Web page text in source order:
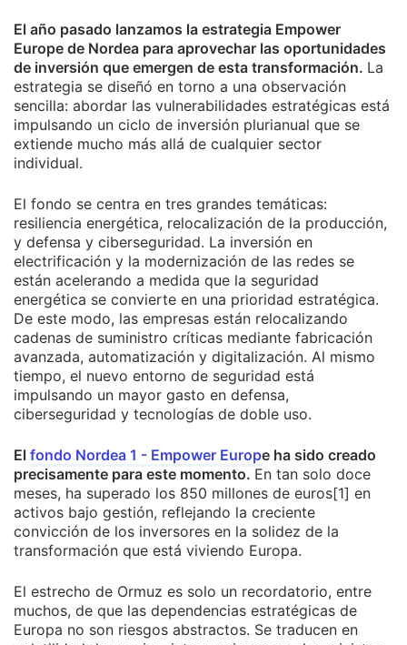
El año pasado lanzamos la estrategia Empower
Europe de Nordea para aprovechar las oportunidades
de inversión que emergen de esta transformación. La
estrategia se diseñó en torno a una observación
sencilla: abordar las vulnerabilidades estratégicas está
impulsando un ciclo de inversión plurianual que se
extiende mucho más allá de cualquier sector
individual.
El fondo se centra en tres grandes temáticas:
resiliencia energética, relocalización de la producción,
y defensa y ciberseguridad. La inversión en
electrificación y la modernización de las redes se
están acelerando a medida que la seguridad
energética se convierte en una prioridad estratégica.
De este modo, las empresas están relocalizando
cadenas de suministro críticas mediante fabricación
avanzada, automatización y digitalización. Al mismo
tiempo, el nuevo entorno de seguridad está
impulsando un mayor gasto en defensa,
ciberseguridad y tecnologías de doble uso.
El fondo Nordea 1 - Empower Europe ha sido creado
precisamente para este momento. En tan solo doce
meses, ha superado los 850 millones de euros[1] en
activos bajo gestión, reflejando la creciente
convicción de los inversores en la solidez de la
transformación que está viviendo Europa.
El estrecho de Ormuz es solo un recordatorio, entre
muchos, de que las dependencias estratégicas de
Europa no son riesgos abstractos. Se traducen en